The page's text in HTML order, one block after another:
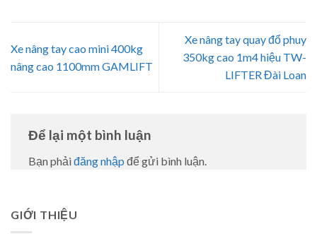
Xe nâng tay cao mini 400kg
nâng cao 1100mm GAMLIFT
Xe nâng tay quay đổ phuy
350kg cao 1m4 hiệu TW-
LIFTER Đài Loan
Để lại một bình luận
Bạn phải đăng nhập để gửi bình luận.
GIỚI THIỆU